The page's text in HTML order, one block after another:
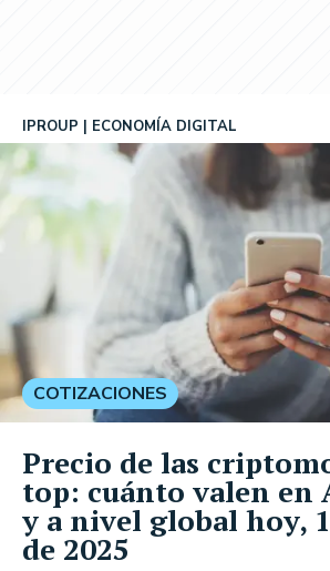
IPROUP ECONOMÍA DIGITAL
COTIZACIONES
Precio de las
top: cuánto valen en
y a nivel global hoy,
de 2025